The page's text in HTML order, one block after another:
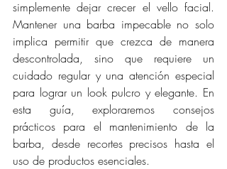
simplemente dejar crecer el vello facial.
Mantener una barba impecable no solo
implica permitir que crezca de manera
descontrolada, sino que requiere un
cuidado regular y una atención especial
para lograr un look pulcro y elegante. En
esta guía, exploraremos consejos
prácticos para el mantenimiento de la
barba, desde recortes precisos hasta el
uso de productos esenciales.